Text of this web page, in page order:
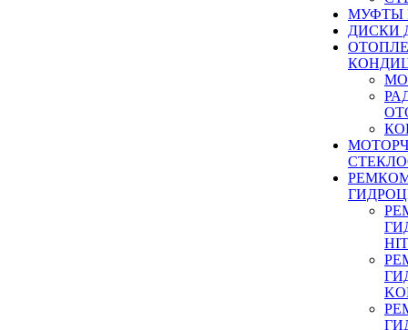
МУФТЫ
ДИСКИ